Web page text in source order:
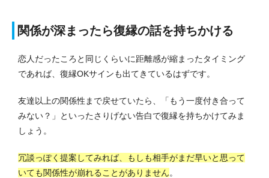
関係が深まったら復縁の話を持ちかける
恋人だったころと同じくらいに距離感が縮まったタイミング
であれば、復縁OKサインも出てきているはずです。
友達以上の関係性まで戻せていたら、「もう一度付き合って
みない？」といったさりげない告白で復縁を持ちかけてみま
しょう。
冗談っぽく提案してみれば、もしも相手がまだ早いと思って
いても関係性が崩れることがありません。